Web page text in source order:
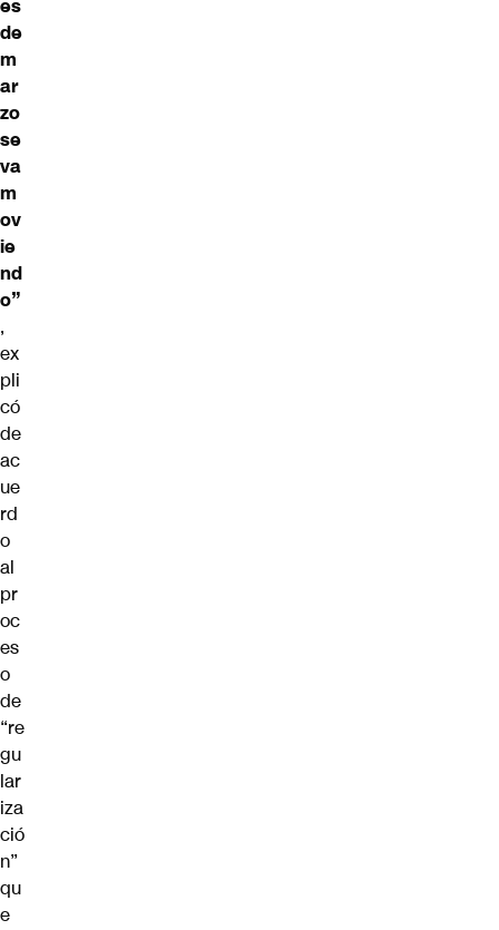
es
de
m
ar
zo
se
va
m
ov
ie
nd
o”
,
ex
pli
có
de
ac
ue
rd
o
al
pr
oc
es
o
de
“re
gu
lar
iza
ció
n”
qu
e